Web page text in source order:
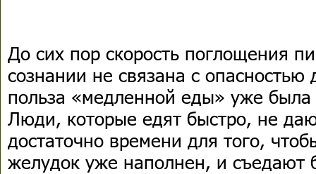
До сих пор скорость поглощения
сознании не связана с опасностью
польза «медленной еды» уже была
Люди, которые едят быстро, не
достаточно времени для того,
желудок уже наполнен, и съедают